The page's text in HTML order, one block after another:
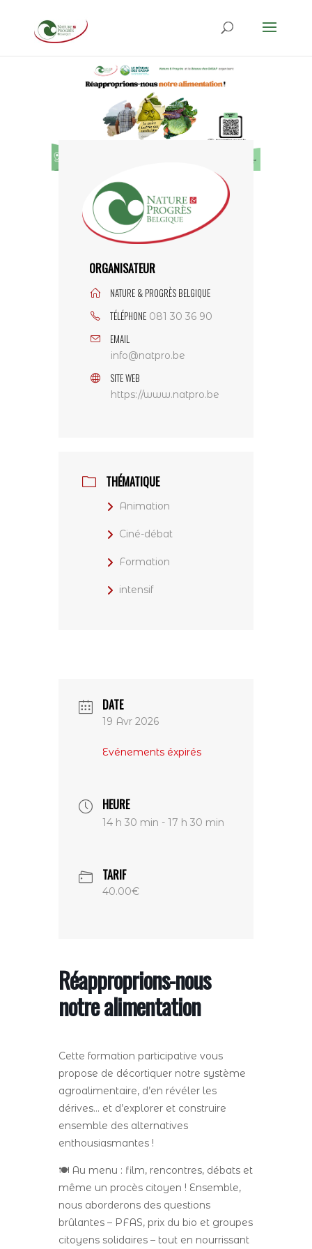
ORGANISATEUR
NATURE & PROGRÈS BELGIQUE
TÉLÉPHONE 081 30 36 90
EMAIL
info@natpro.be
SITE WEB
https://www.natpro.be
THÉMATIQUE
Animation
Ciné-débat
Formation
intensif
DATE
19 Avr 2026
Evénements éxpirés
HEURE
14 h 30 min - 17 h 30 min
TARIF
40.00€
Réapproprions-nous
notre alimentation
Cette formation participative vous
propose de décortiquer notre système
agroalimentaire, d’en révéler les
dérives… et d’explorer et construire
ensemble des alternatives
enthousiasmantes !
🍽️ Au menu : film, rencontres, débats et
même un procès citoyen ! Ensemble,
nous aborderons des questions
brûlantes – PFAS, prix du bio et groupes
citoyens solidaires – tout en nourrissant